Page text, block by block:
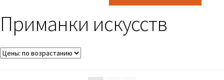
Приманки искусств